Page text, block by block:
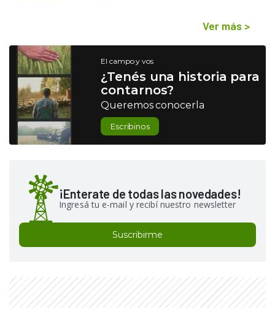
Ver más >
El campo y vos
¿Tenés una historia para
contarnos?
Queremos conocerla
Escribinos
¡Enterate de todas las novedades!
Ingresá tu e-mail y recibí nuestro newsletter
Suscribirme